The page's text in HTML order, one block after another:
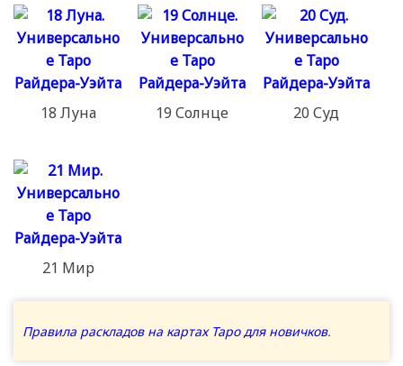
18 Луна 19 Солнце 20 Суд
21 Мир
Правила раскладов на картах Таро для новичков.